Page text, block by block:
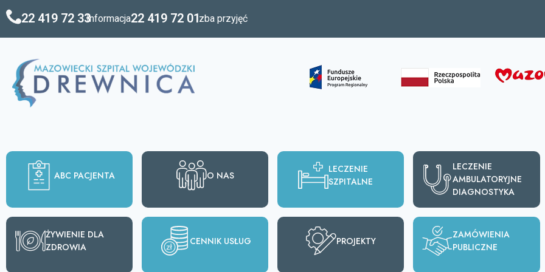
treści22 419 72 33Informacja22 419 72 01Izba przyjęć
ABC PACJENTA O NAS
LECZENIE
SZPITALNE
LECZENIE
AMBULATORYJNE
DIAGNOSTYKA
ŻYWIENIE DLA
ZDROWIA
CENNIK USŁUG PROJEKTY
ZAMÓWIENIA
PUBLICZNE